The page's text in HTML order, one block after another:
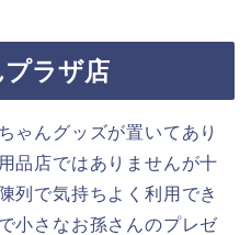
ラザ店
ゃんグッズが置いてあり
品店ではありませんが十
列で気持ちよく利用でき
小さなお孫さんのプレゼ